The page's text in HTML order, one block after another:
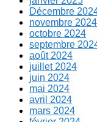
Décembre
novembre 2024
octobre 2024
septembre
août 2024
juillet 2024
juin 2024
mai 2024
avril 2024
mars 2024